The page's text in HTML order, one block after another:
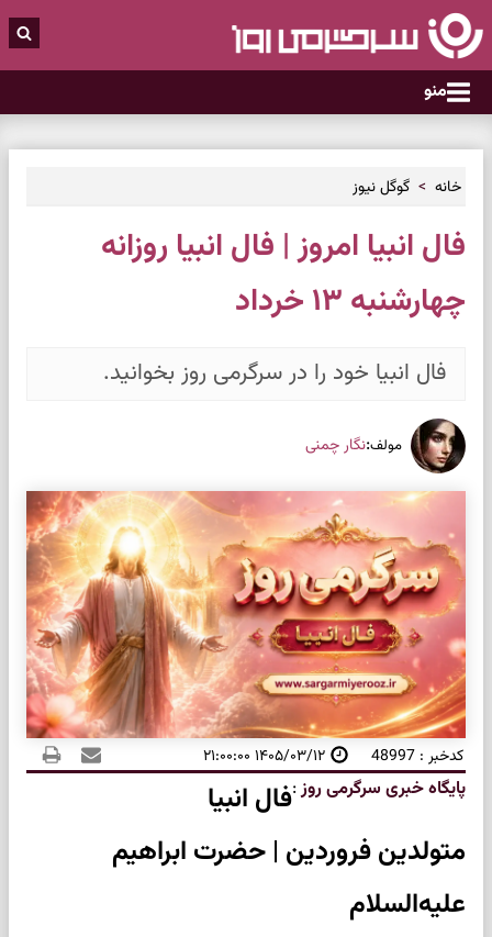
منو
خانه گوگل نیوز
فال انبیا امروز | فال انبیا روزانه
چهارشنبه ۱۳ خرداد
فال انبیا خود را در سرگرمی روز بخوانید.
مولف:نگار چمنی
کدخبر : 48997 ۱۴۰۵/۰۳/۱۲ ۲۱:۰۰:۰۰
پایگاه خبری سرگرمی روز:فال انبیا
متولدین فروردین | حضرت ابراهیم
علیه‌السلام